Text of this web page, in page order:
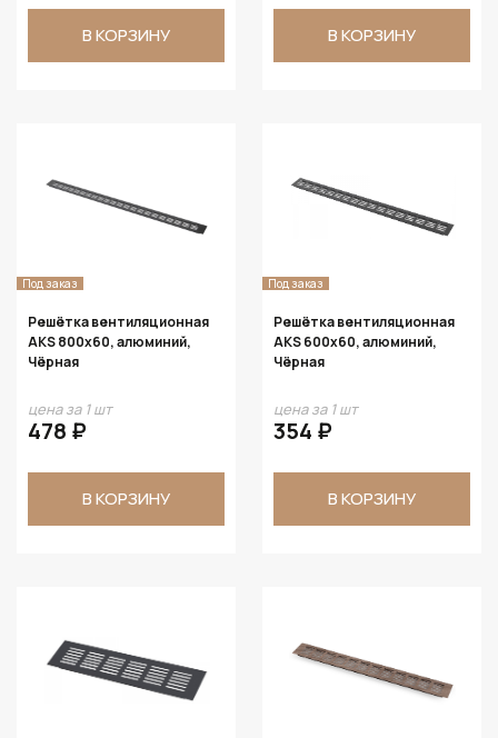
В КОРЗИНУ В КОРЗИНУ
Под заказ
Решётка вентиляционная
AKS 800x60, алюминий,
Чёрная
цена за 1 шт
478 ₽
В КОРЗИНУ
Под заказ
Решётка вентиляционная
AKS 600x60, алюминий,
Чёрная
цена за 1 шт
354 ₽
В КОРЗИНУ